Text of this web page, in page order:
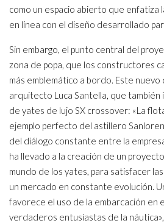
como un espacio abierto que enfatiza
en línea con el diseño desarrollado
Sin embargo, el punto central del
zona de popa, que los constructores
más emblemático a bordo. Este
arquitecto Luca Santella, que
de yates de lujo SX crossover: «La
ejemplo perfecto del astillero
del diálogo constante entre la
ha llevado a la creación de un
mundo de los yates, para satisfacer
un mercado en constante evolución.
favorece el uso de la embarcación en
verdaderos entusiastas de la